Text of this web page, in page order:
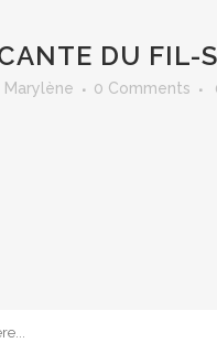
DU FIL-
Marylène 0 Comments